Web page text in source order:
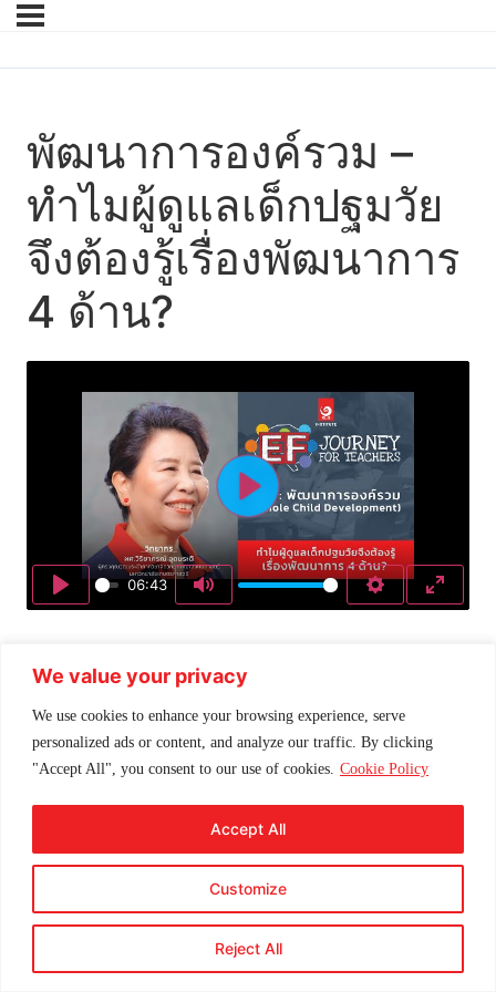
We value your privacy
We use cookies to enhance your browsing experience, serve
personalized ads or content, and analyze our traffic. By clicking
"Accept All", you consent to our use of cookies. Cookie Policy
Customize
Reject All
Accept All
พัฒนาการองค์รวม –
ทำไมผู้ดูแลเด็กปฐมวัย
จึงต้องรู้เรื่องพัฒนาการ
4 ด้าน?
Play
06:43
Mute SettingsEnter
Play